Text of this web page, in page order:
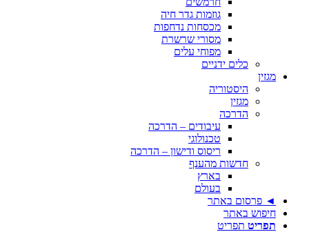
גוזמות גדר חיה
מכסחות נדחפות
מסורי שרשרת
מפוחי עלים
כלים ידניים
מגזין
היסטוריה
מגזין
הדרכה
עיבודים – הדרכה
טכנולוגי
ריסוס ודישון – הדרכה
חדשות מהענף
בארץ
בעולם
◄ פרסום באתר
חיפוש באתר
תפריט תפריט